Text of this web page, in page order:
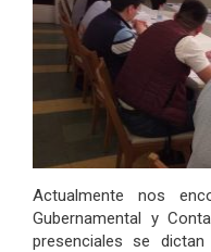
Actualmente nos
Gubernamental y
presenciales se